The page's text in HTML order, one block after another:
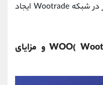
صفر را برای کاربران اصلی و خریدار در شبکه Wootrade ایجاد
ویژگی‌های ارز دیجیتال WOO( Wootrade) و مزایای